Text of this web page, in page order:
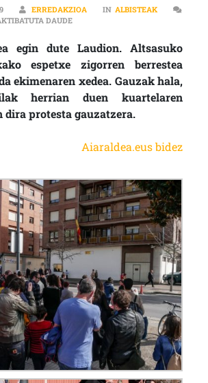
ERREDAKZIOA IN ALBISTEAK
DAUDEGUARDIA ZIBILAREN
egin dute Laudion. Altsasuko
espetxe zigorren berrestea
ekimenaren xedea. Gauzak hala,
herrian duen kuartelaren
dira protesta gauzatzera.
Aiaraldea.eus bidez